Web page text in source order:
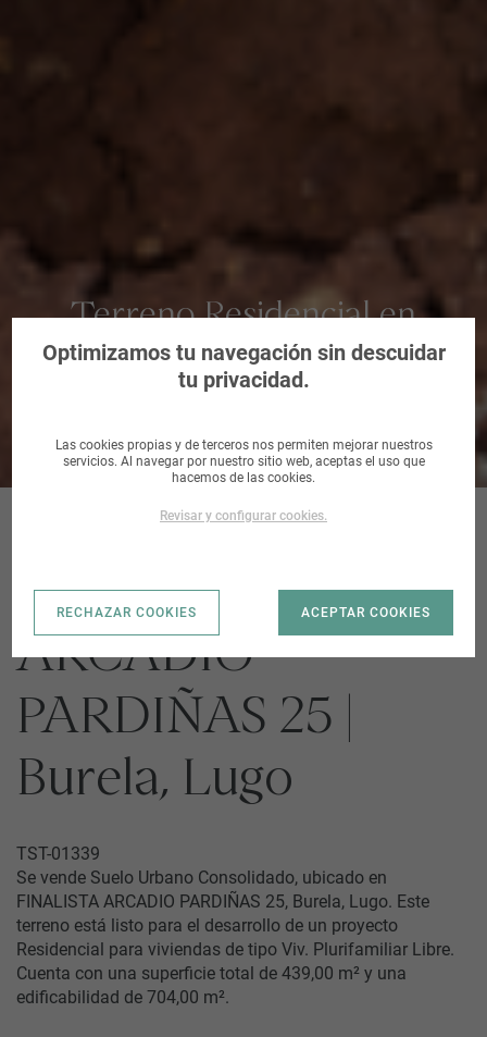
Terreno Residencial en
Burela, Lugo
FINALISTA
ARCADIO
PARDIÑAS 25 |
Burela, Lugo
TST-01339
Se vende Suelo Urbano Consolidado, ubicado en
FINALISTA ARCADIO PARDIÑAS 25, Burela, Lugo. Este
terreno está listo para el desarrollo de un proyecto
Residencial para viviendas de tipo Viv. Plurifamiliar Libre.
Cuenta con una superficie total de 439,00 m² y una
edificabilidad de 704,00 m².
Optimizamos tu navegación sin descuidar
tu privacidad.
Las cookies propias y de terceros nos permiten mejorar nuestros
servicios. Al navegar por nuestro sitio web, aceptas el uso que
hacemos de las cookies.
Revisar y configurar cookies.
RECHAZAR COOKIES ACEPTAR COOKIES